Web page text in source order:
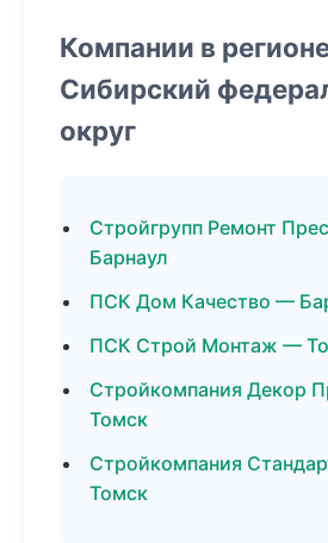
Компании в
Сибирский
округ
Стройгрупп Ремонт
Барнаул
ПСК Дом Качество —
ПСК Строй Монтаж —
Стройкомпания Декор
Томск
Стройкомпания
Томск